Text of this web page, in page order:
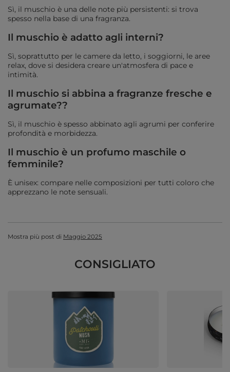
Sì, il muschio è una delle note più persistenti: si trova
spesso nella base di una fragranza.
Il muschio è adatto agli interni?
Sì, soprattutto per le camere da letto, i soggiorni, le aree
relax, dove si desidera creare un'atmosfera di pace e
intimità.
Il muschio si abbina a fragranze fresche e
agrumate??
Sì, il muschio è spesso abbinato agli agrumi per conferire
profondità e morbidezza.
Il muschio è un profumo maschile o
femminile?
È unisex: compare nelle composizioni per tutti coloro che
apprezzano le note sensuali.
Mostra più post di Maggio 2025
CONSIGLIATO